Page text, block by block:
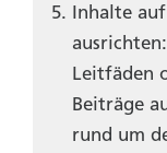
Inhalte
Leitfäden
Beiträge
rund um